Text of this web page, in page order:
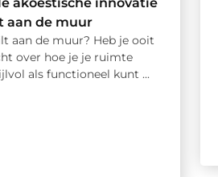
aan de muur
aan de muur? Heb je ooit
over hoe je je ruimte
als functioneel kunt ...